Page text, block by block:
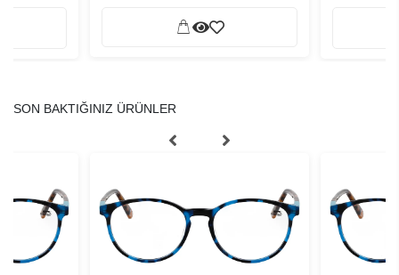
SON BAKTIĞINIZ ÜRÜNLER